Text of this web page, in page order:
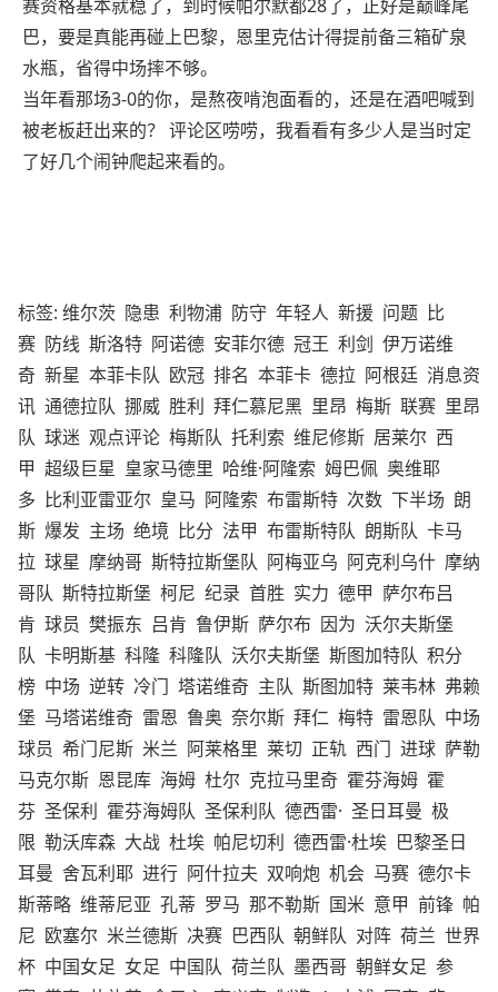
赛资格基本就稳了，到时候帕尔默都28了，正好是巅峰尾
巴，要是真能再碰上巴黎，恩里克估计得提前备三箱矿泉
水瓶，省得中场摔不够。
当年看那场3-0的你，是熬夜啃泡面看的，还是在酒吧喊到
被老板赶出来的？ 评论区唠唠，我看看有多少人是当时定
了好几个闹钟爬起来看的。
标签: 维尔茨 隐患 利物浦 防守 年轻人 新援 问题 比
赛 防线 斯洛特 阿诺德 安菲尔德 冠王 利剑 伊万诺维
奇 新星 本菲卡队 欧冠 排名 本菲卡 德拉 阿根廷 消息资
讯 通德拉队 挪威 胜利 拜仁慕尼黑 里昂 梅斯 联赛 里昂
队 球迷 观点评论 梅斯队 托利索 维尼修斯 居莱尔 西
甲 超级巨星 皇家马德里 哈维·阿隆索 姆巴佩 奥维耶
多 比利亚雷亚尔 皇马 阿隆索 布雷斯特 次数 下半场 朗
斯 爆发 主场 绝境 比分 法甲 布雷斯特队 朗斯队 卡马
拉 球星 摩纳哥 斯特拉斯堡队 阿梅亚乌 阿克利乌什 摩纳
哥队 斯特拉斯堡 柯尼 纪录 首胜 实力 德甲 萨尔布吕
肯 球员 樊振东 吕肯 鲁伊斯 萨尔布 因为 沃尔夫斯堡
队 卡明斯基 科隆 科隆队 沃尔夫斯堡 斯图加特队 积分
榜 中场 逆转 冷门 塔诺维奇 主队 斯图加特 莱韦林 弗赖
堡 马塔诺维奇 雷恩 鲁奥 奈尔斯 拜仁 梅特 雷恩队 中场
球员 希门尼斯 米兰 阿莱格里 莱切 正轨 西门 进球 萨勒
马克尔斯 恩昆库 海姆 杜尔 克拉马里奇 霍芬海姆 霍
芬 圣保利 霍芬海姆队 圣保利队 德西雷· 圣日耳曼 极
限 勒沃库森 大战 杜埃 帕尼切利 德西雷·杜埃 巴黎圣日
耳曼 舍瓦利耶 进行 阿什拉夫 双响炮 机会 马赛 德尔卡
斯蒂略 维蒂尼亚 孔蒂 罗马 那不勒斯 国米 意甲 前锋 帕
尼 欧塞尔 米兰德斯 决赛 巴西队 朝鲜队 对阵 荷兰 世界
杯 中国女足 女足 中国队 荷兰队 墨西哥 朝鲜女足 参